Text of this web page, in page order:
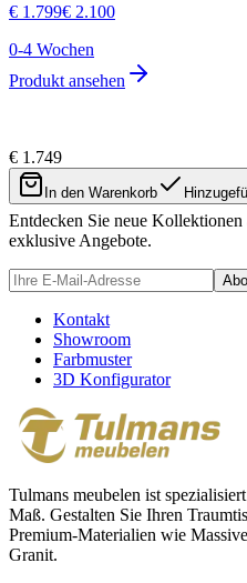
€ 1.799€ 2.100
0-4 Wochen
Produkt ansehen
€ 1.749
In den Warenkorb
Newsletter
Entdecken Sie neue Kollektionen
exklusive Angebote.
Kontakt
Showroom
Farbmuster
3D Konfigurator
Tulmans meubelen ist
Maß. Gestalten Sie Ihren
Premium-Materialien wie
Granit.